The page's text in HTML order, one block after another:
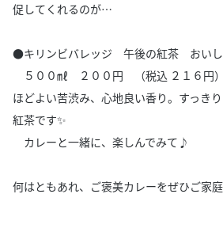
促してくれるのが…
●キリンビバレッジ 午後の紅茶 おい
５００㎖ ２００円 （税込 ２１６円
ほどよい苦渋み、心地良い香り。すっき
紅茶です✨
カレーと一緒に、楽しんでみて♪
何はともあれ、ご褒美カレーをぜひご家